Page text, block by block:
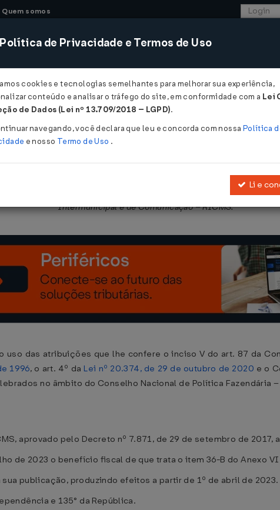
Quem somos
CONSULTORIA SISTEMAS COMÉRCIO
- Paraná
Operações Relativas à Circulação de Mercadorias e sobre
Intermunicipal e de Comunicação – RICMS.
no uso das atribuições que lhe confere o inciso V do art. 87 da
1996, o art. 4º da Lei nº 20.374, de 29 de outubro de 2020 e o
no âmbito do Conselho Nacional de Política Fazendária
aprovado pelo Decreto nº 7.871, de 29 de setembro de 2017,
de 2023 o benefício fiscal de que trata o item 36-B do Anexo VI
publicação, produzindo efeitos a partir de 1º de abril de 2023.
e 135° da República.
Política de Privacidade e Termos de Uso
cookies e tecnologias semelhantes para melhorar sua experiência,
conteúdo e analisar o tráfego do site, em conformidade com a Lei
de Dados (Lei nº 13.709/2018 – LGPD).
navegando, você declara que leu e concorda com nossa Política
e nosso Termo de Uso .
Li e